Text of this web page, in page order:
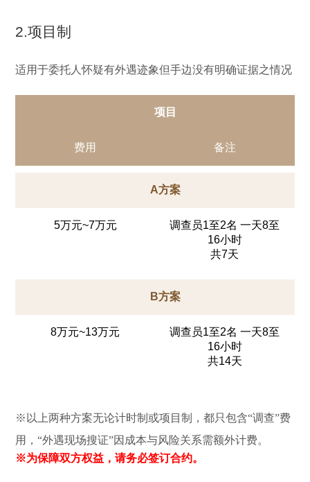
2.项目制
适用于委托人怀疑有外遇迹象但手边没有明确证据之情况
项目
费用 备注
A方案
5万元~7万元
调查员1至2名 一天8至
16小时
共7天
B方案
8万元~13万元
调查员1至2名 一天8至
16小时
共14天
※以上两种方案无论计时制或项目制，都只包含“调查”费
用，“外遇现场搜证”因成本与风险关系需额外计费。
※为保障双方权益，请务必签订合约。